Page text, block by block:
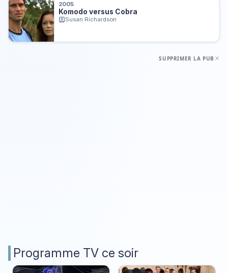
2005
Komodo versus Cobra
Susan Richardson
SUPPRIMER LA PUB
Programme TV ce soir